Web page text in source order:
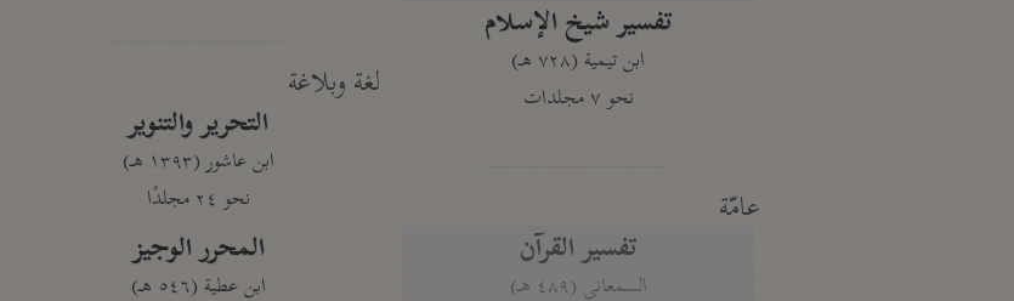
تفسير شيخ الإسلام
ابن تيمية (٧٢٨ هـ)
نحو ٧ مجلدات
عامّة
تفسير القرآن
السمعاني (٤٨٩ هـ)
لغة وبلاغة
التحرير والتنوير
ابن عاشور (١٣٩٣ هـ)
نحو ٢٤ مجلدًا
المحرر الوجيز
ابن عطية (٥٤٦ هـ)